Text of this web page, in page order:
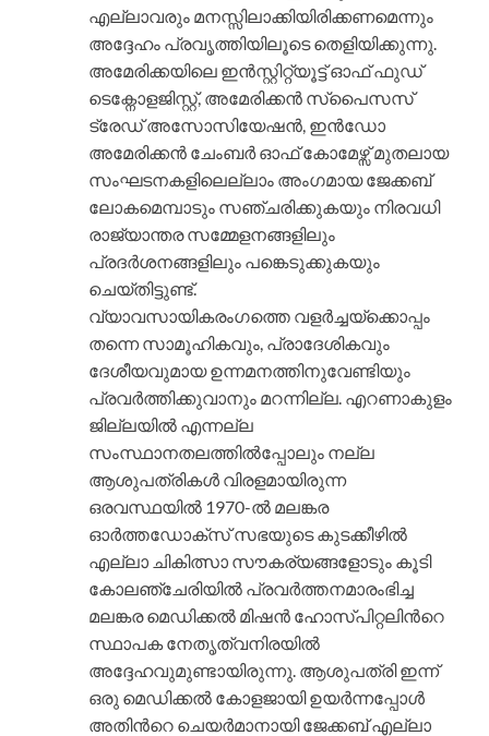
എല്ലാവരും മനസ്സിലാക്കിയിരിക്കണമെന്നും
അദ്ദേഹം പ്രവൃത്തിയിലൂടെ തെളിയിക്കുന്നു.
അമേരിക്കയിലെ ഇന്‍സ്റ്റിറ്റ്യൂട്ട് ഓഫ് ഫുഡ്
ടെക്നോളജിസ്റ്റ്, അമേരിക്കന്‍ സ്പൈസസ്
ട്രേഡ് അസോസിയേഷന്‍, ഇന്‍ഡോ
അമേരിക്കന്‍ ചേംബര്‍ ഓഫ് കോമേഴ്സ് മുതലായ
സംഘടനകളിലെല്ലാം അംഗമായ ജേക്കബ്
ലോകമെമ്പാടും സഞ്ചരിക്കുകയും നിരവധി
രാജ്യാന്തര സമ്മേളനങ്ങളിലും
പ്രദര്‍ശനങ്ങളിലും പങ്കെടുക്കുകയും
ചെയ്തിട്ടുണ്ട്.
വ്യാവസായികരംഗത്തെ വളര്‍ച്ചയ്ക്കൊപ്പം
തന്നെ സാമൂഹികവും, പ്രാദേശികവും
ദേശീയവുമായ ഉന്നമനത്തിനുവേണ്ടിയും
പ്രവര്‍ത്തിക്കുവാനും മറന്നില്ല. എറണാകുളം
ജില്ലയില്‍ എന്നല്ല
സംസ്ഥാനതലത്തില്‍പ്പോലും നല്ല
ആശുപത്രികള്‍ വിരളമായിരുന്ന
ഒരവസ്ഥയില്‍ 1970-ല്‍ മലങ്കര
ഓര്‍ത്തഡോക്സ് സഭയുടെ കുടക്കീഴില്‍
എല്ലാ ചികിത്സാ സൗകര്യങ്ങളോടും കൂടി
കോലഞ്ചേരിയില്‍ പ്രവര്‍ത്തനമാരംഭിച്ച
മലങ്കര മെഡിക്കല്‍ മിഷന്‍ ഹോസ്പിറ്റലിന്‍റെ
സ്ഥാപക നേതൃത്വനിരയില്‍
അദ്ദേഹവുമുണ്ടായിരുന്നു. ആശുപത്രി ഇന്ന്
ഒരു മെഡിക്കല്‍ കോളജായി ഉയര്‍ന്നപ്പോള്‍
അതിന്‍റെ ചെയര്‍മാനായി ജേക്കബ് എല്ലാ